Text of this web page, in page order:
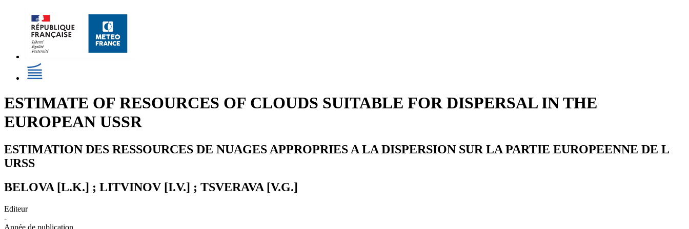
ESTIMATE OF RESOURCES OF CLOUDS SUITABLE FOR DISPERSAL IN THE
EUROPEAN USSR
ESTIMATION DES RESSOURCES DE NUAGES APPROPRIES A LA DISPERSION SUR LA PARTIE EUROPEENNE DE L
URSS
BELOVA [L.K.] ; LITVINOV [I.V.] ; TSVERAVA [V.G.]
Editeur
-
Année de publication